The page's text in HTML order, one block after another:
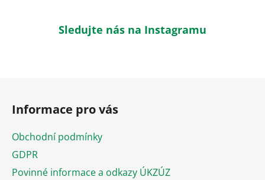
Sledujte nás na Instagramu
Informace pro vás
Obchodní podmínky
GDPR
Povinné informace a odkazy ÚKZÚZ